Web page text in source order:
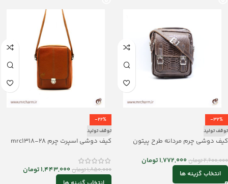
-32%
توقف تولید
کیف دوشی چرم مردانه طرح پیتون
2,600,000تومان1,772,000تومان
انتخاب گزینه ها
-22%
توقف تولید
کیف دوشی اسپرت چرم mrc1318-28
1,850,000تومان1,443,000تومان